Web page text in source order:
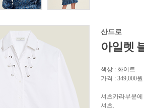
산드로
아일렛
색상 : 화이트
가격 : 349,000원
셔츠카라부분
셔츠.